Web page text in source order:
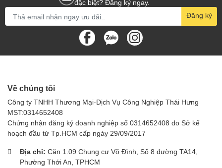
đặc biệt? Đăng ký ngay.
Đăng ký
Về chúng tôi
Công ty TNHH Thương Mại-Dịch Vụ Công Nghiệp Thái Hưng
MST:0314652408
Chứng nhận đăng ký doanh nghiệp số 0314652408 do Sở kế
hoạch đầu từ Tp.HCM cấp ngày 29/09/2017
Địa chỉ: Căn 1.09 Chung cư Võ Đình, Số 8 đường TA14,
Phường Thới An, TPHCM